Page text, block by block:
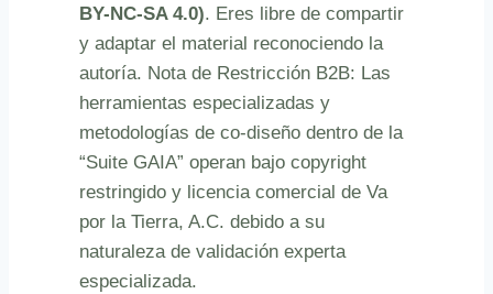
BY-NC-SA 4.0). Eres libre de compartir
y adaptar el material reconociendo la
autoría. Nota de Restricción B2B: Las
herramientas especializadas y
metodologías de co-diseño dentro de la
“Suite GAIA” operan bajo copyright
restringido y licencia comercial de Va
por la Tierra, A.C. debido a su
naturaleza de validación experta
especializada.